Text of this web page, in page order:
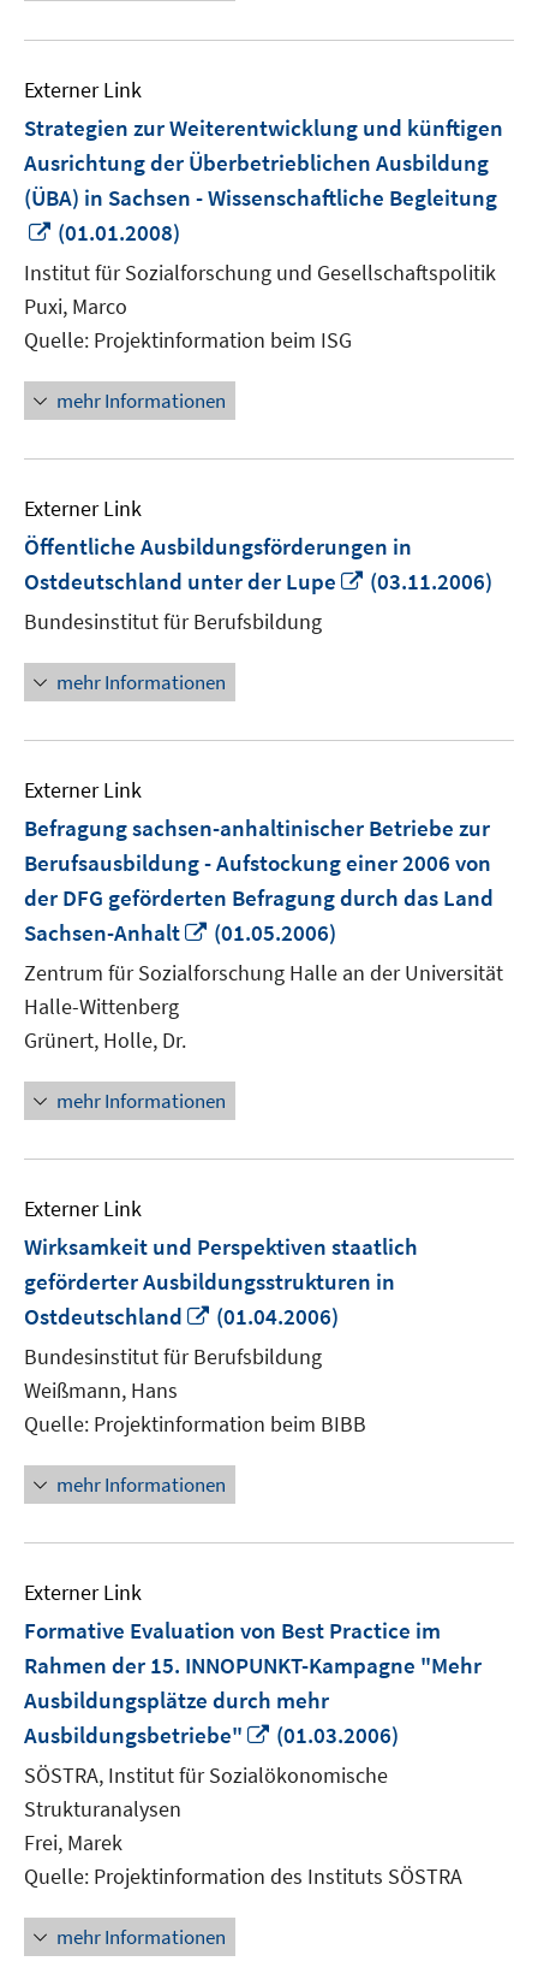
Externer Link
Strategien zur Weiterentwicklung und künftigen
Ausrichtung der Überbetrieblichen Ausbildung
(ÜBA) in Sachsen - Wissenschaftliche Begleitung
In
neuem
Fenster
öffnen
(01.01.2008)
Institut für Sozialforschung und Gesellschaftspolitik
Puxi, Marco
Quelle: Projektinformation beim ISG
mehr Informationen
Externer Link
Öffentliche Ausbildungsförderungen in
Ostdeutschland unter der Lupe
In
(03.11.2006)
Bundesinstitut für Berufsbildung
mehr Informationen
Externer Link
Befragung sachsen-anhaltinischer Betriebe zur
Berufsausbildung - Aufstockung einer 2006 von
der DFG geförderten Befragung durch das Land
Sachsen-Anhalt
In
neuem
Fenster
(01.05.2006)
Zentrum für Sozialforschung Halle an der Universität
Halle-Wittenberg
Grünert, Holle, Dr.
mehr Informationen
Externer Link
Wirksamkeit und Perspektiven staatlich
geförderter Ausbildungsstrukturen in
Ostdeutschland
In
neuem
Fenster
(01.04.2006)
Bundesinstitut für Berufsbildung
Weißmann, Hans
Quelle: Projektinformation beim BIBB
mehr Informationen
Externer Link
Formative Evaluation von Best Practice im
Rahmen der 15. INNOPUNKT-Kampagne "Mehr
Ausbildungsplätze durch mehr
Ausbildungsbetriebe"
In
neuem
Fenster
(01.03.2006)
SÖSTRA, Institut für Sozialökonomische
Strukturanalysen
Frei, Marek
Quelle: Projektinformation des Instituts SÖSTRA
mehr Informationen